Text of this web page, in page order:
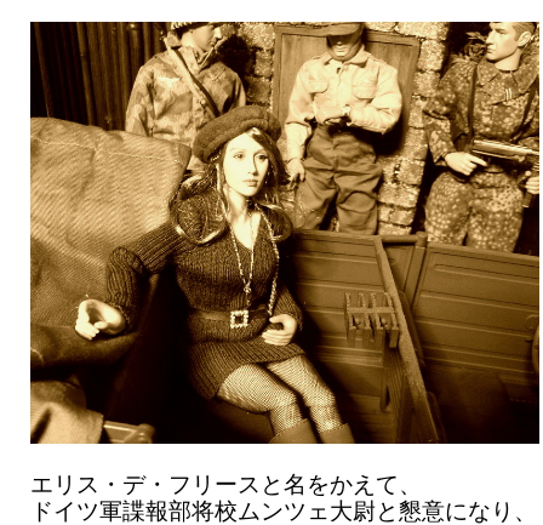
エリス・デ・フリースと名をかえて、
ドイツ軍諜報部将校ムンツェ大尉と懇意になり、